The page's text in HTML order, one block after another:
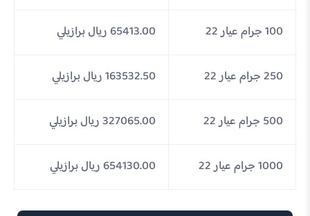
100 جرام عيار 22 65413.00 ريال برازيلي
250 جرام عيار 22 163532.50 ريال برازيلي
500 جرام عيار 22 327065.00 ريال برازيلي
1000 جرام عيار 22 654130.00 ريال برازيلي